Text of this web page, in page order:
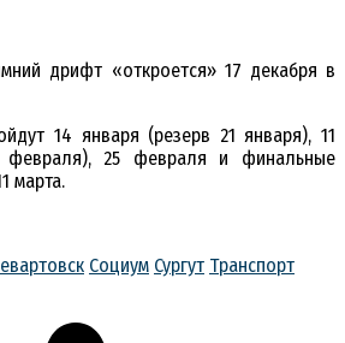
дрифт «откроется» 17 декабря в
14 января (резерв 21 января), 11
февраля), 25 февраля и финальные
марта.
Социум Сургут Транспорт